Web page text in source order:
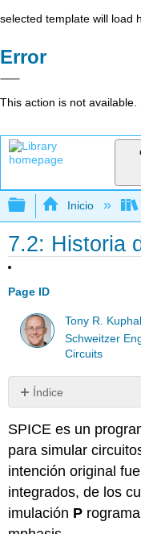
selected template will load
Error
This action is not available.
Expandir/
Inicio
7.2: Historia
Page ID
Tony R.
Schweitzer
Circuits
Índice
Sin
SPICE es un
para simular
intención original
integrados, de los
imulación P